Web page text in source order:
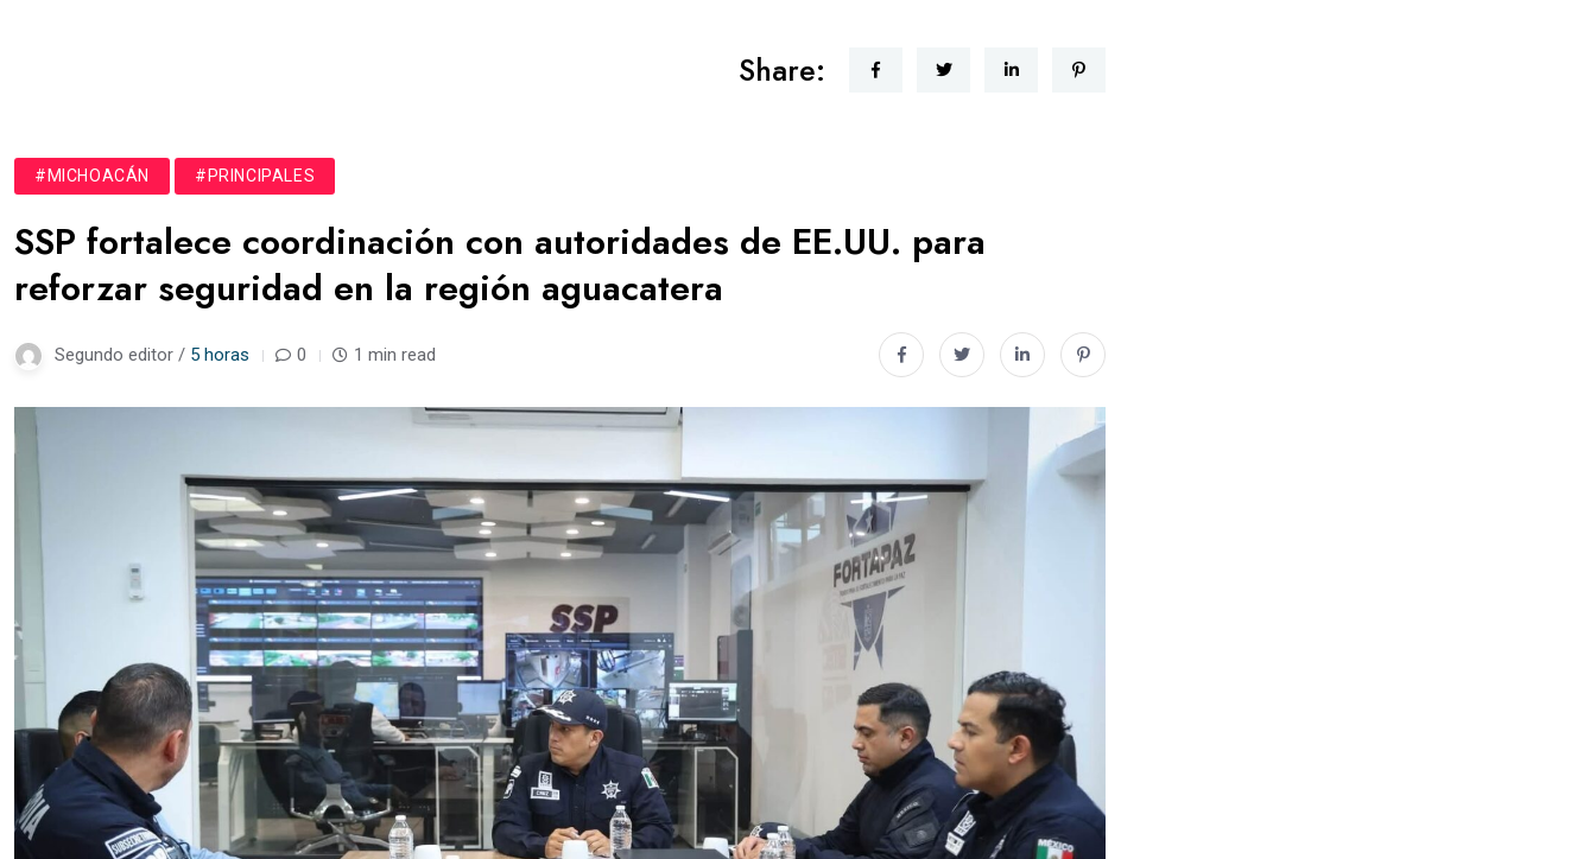
Share:
#MICHOACÁN #PRINCIPALES
SSP fortalece coordinación con autoridades de EE.UU. para
reforzar seguridad en la región aguacatera
Segundo editor / 5 horas 0 1 min read